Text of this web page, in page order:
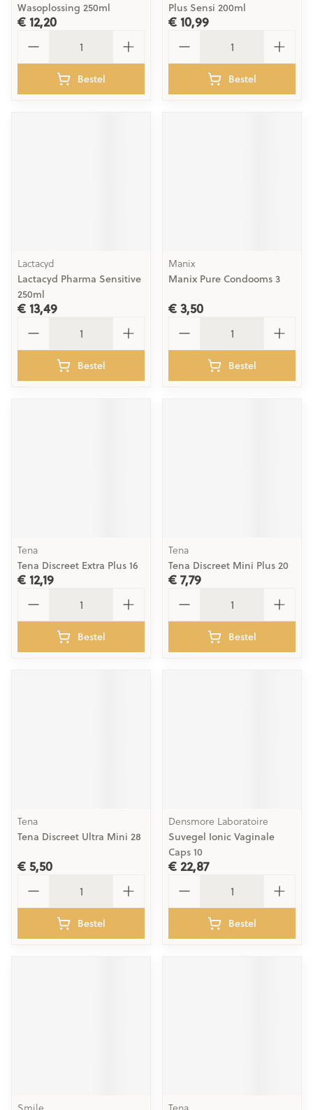
Wasoplossing 250ml
€ 12,20
Bestel
Plus Sensi 200ml
€ 10,99
Bestel
Lactacyd
Lactacyd Pharma Sensitive
250ml
€ 13,49
Bestel
Manix
Manix Pure Condooms 3
€ 3,50
Bestel
Tena
Tena Discreet Extra Plus 16
€ 12,19
Bestel
Tena
Tena Discreet Mini Plus 20
€ 7,79
Bestel
Tena
Tena Discreet Ultra Mini 28
€ 5,50
Bestel
Densmore Laboratoire
Suvegel Ionic Vaginale
Caps 10
€ 22,87
Bestel